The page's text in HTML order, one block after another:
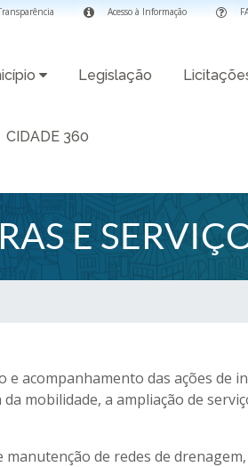
Acesso à Informação
Legislação
CIDADE 360
E
e acompanhamento das ações
mobilidade, a ampliação de
de redes de